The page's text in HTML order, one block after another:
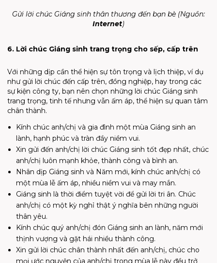
Gửi lời chúc Giáng sinh thân thương đến bạn bè (Nguồn:
Internet)
6. Lời chúc Giáng sinh trang trọng cho sếp, cấp trên
Với những dịp cần thể hiện sự tôn trọng và lịch thiệp, ví dụ
như gửi lời chúc đến cấp trên, đồng nghiệp, hay trong các
sự kiện công ty, bạn nên chọn những lời chúc Giáng sinh
trang trọng, tinh tế nhưng vẫn ấm áp, thể hiện sự quan tâm
chân thành.
Kính chúc anh/chị và gia đình một mùa Giáng sinh an
lành, hạnh phúc và tràn đầy niềm vui.
Xin gửi đến anh/chị lời chúc Giáng sinh tốt đẹp nhất, chúc
anh/chị luôn mạnh khỏe, thành công và bình an.
Nhân dịp Giáng sinh và Năm mới, kính chúc anh/chị có
một mùa lễ ấm áp, nhiều niềm vui và may mắn.
Giáng sinh là thời điểm tuyệt vời để gửi lời tri ân. Chúc
anh/chị có một kỳ nghỉ thật ý nghĩa bên những người
thân yêu.
Kính chúc quý anh/chị đón Giáng sinh an lành, năm mới
thịnh vượng và gặt hái nhiều thành công.
Xin gửi lời chúc chân thành nhất đến anh/chị, chúc cho
mọi ước nguyện của anh/chị trong mùa lễ này đều trở